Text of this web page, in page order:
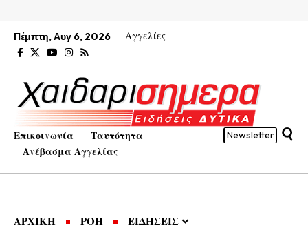
Πέμπτη, Αυγ 6, 2026 Αγγελίες
Επικοινωνία
Ταυτότητα
Ανέβασμα Αγγελίας
Newsletter
ΑΡΧΙΚΗ ΡΟΗ ΕΙΔΗΣΕΙΣ